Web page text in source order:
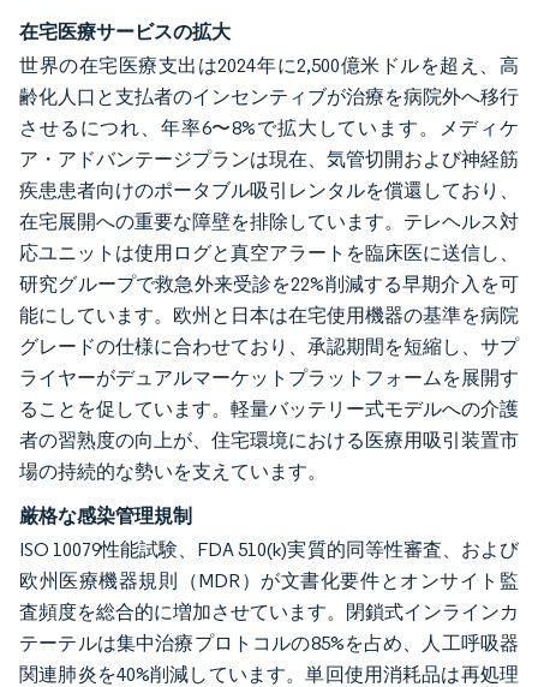
在宅医療サービスの拡大
世界の在宅医療支出は2024年に2,500億米ドルを超え、高
齢化人口と支払者のインセンティブが治療を病院外へ移行
させるにつれ、年率6〜8%で拡大しています。メディケ
ア・アドバンテージプランは現在、気管切開および神経筋
疾患患者向けのポータブル吸引レンタルを償還しており、
在宅展開への重要な障壁を排除しています。テレヘルス対
応ユニットは使用ログと真空アラートを臨床医に送信し、
研究グループで救急外来受診を22%削減する早期介入を可
能にしています。欧州と日本は在宅使用機器の基準を病院
グレードの仕様に合わせており、承認期間を短縮し、サプ
ライヤーがデュアルマーケットプラットフォームを展開す
ることを促しています。軽量バッテリー式モデルへの介護
者の習熟度の向上が、住宅環境における医療用吸引装置市
場の持続的な勢いを支えています。
厳格な感染管理規制
ISO 10079性能試験、FDA 510(k)実質的同等性審査、および
欧州医療機器規則（MDR）が文書化要件とオンサイト監
査頻度を総合的に増加させています。閉鎖式インラインカ
テーテルは集中治療プロトコルの85%を占め、人工呼吸器
関連肺炎を40%削減しています。単回使用消耗品は再処理